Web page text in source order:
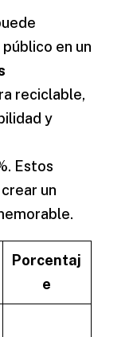
en un
reciclable,
y
Estos
un
Porcentaj
e